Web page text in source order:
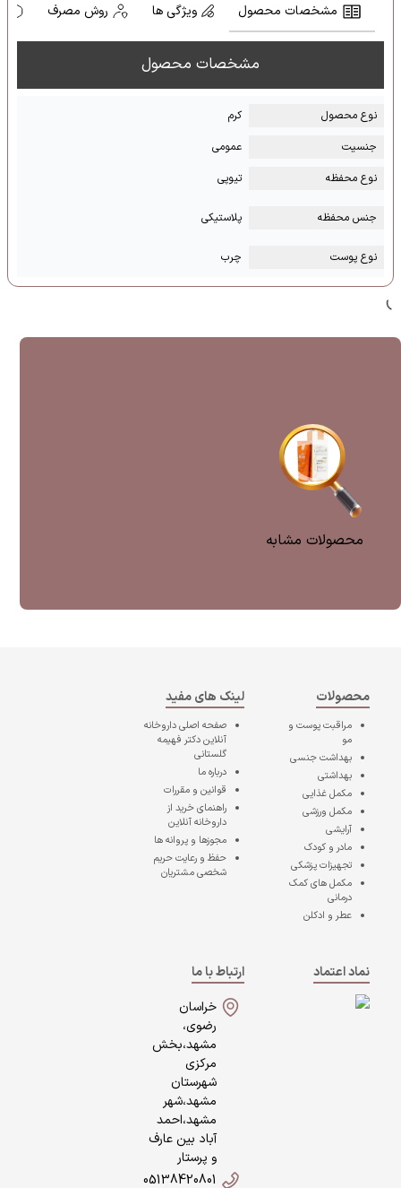
مشخصات محصول ویژگی ها روش مصرف
مشخصات محصول
نوع محصول
کرم
جنسیت
عمومی
نوع محفظه
تیوپی
جنس محفظه پلاستیکی
نوع پوست چرب
محصولات مشابه
محصولات
مراقبت پوست و
مو
بهداشت جنسی
بهداشتی
مکمل غذایی
مکمل ورزشی
آرایشی
مادر و کودک
تجهیزات پزشکی
مکمل های کمک
درمانی
عطر و ادکلن
لینک های مفید
صفحه اصلیداروخانه
آنلاین دکتر فهیمه
گلستانی
درباره ما
قوانین و مقررات
راهنمای خرید از
داروخانه آنلاین
مجوزها و پروانه ها
حفظ و رعایت حریم
شخصی مشتریان
نماد اعتماد
ارتباط با ما
خراسان
رضوی،
مشهد،بخش
مرکزی
شهرستان
مشهد،شهر
مشهد،احمد
آباد بین عارف
و پرستار
05138420801